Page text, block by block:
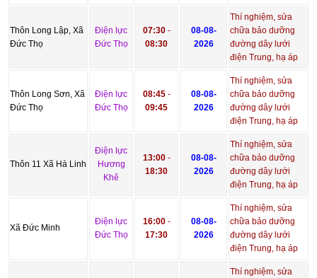
Thôn Long Lập, Xã
Đức Thọ
Điện lực
Đức Thọ
07:30-
08:30
08-08-
2026
Thí nghiệm, sửa
chữa bảo dưỡng
đường dây lưới
điện Trung, hạ áp
Thôn Long Sơn, Xã
Đức Thọ
Điện lực
Đức Thọ
08:45-
09:45
08-08-
2026
Thí nghiệm, sửa
chữa bảo dưỡng
đường dây lưới
điện Trung, hạ áp
Thôn 11 Xã Hà Linh
Điện lực
Hương
Khê
13:00-
18:30
08-08-
2026
Thí nghiệm, sửa
chữa bảo dưỡng
đường dây lưới
điện Trung, hạ áp
Xã Đức Minh
Điện lực
Đức Thọ
16:00-
17:30
08-08-
2026
Thí nghiệm, sửa
chữa bảo dưỡng
đường dây lưới
điện Trung, hạ áp
Thí nghiệm, sửa